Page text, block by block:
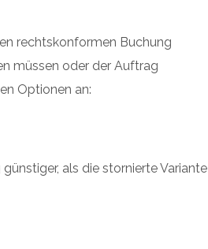
rechtskonformen Buchung
müssen oder der Auftrag
Optionen an:
als die stornierte Variante